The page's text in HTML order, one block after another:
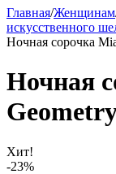
Главная/Женщинам
искусственного
Ночная сорочка
Ночная
Хит!
-23%